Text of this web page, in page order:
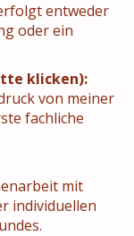
entweder
oder ein
klicken):
von meiner
fachliche
mit
individuellen